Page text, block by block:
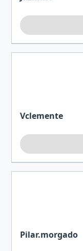
Vclemente
Pilar.morgado